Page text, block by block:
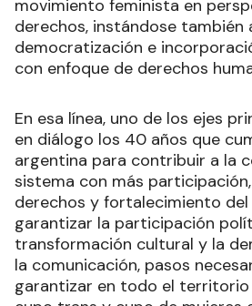
movimiento feminista en
derechos, instándose también
democratización e
con enfoque de derechos
En esa línea, uno de los ejes
en diálogo los 40 años que
argentina para contribuir a la
sistema con más
derechos y fortalecimiento
garantizar la participación
transformación cultural y la
la comunicación, pasos
garantizar en todo el territorio